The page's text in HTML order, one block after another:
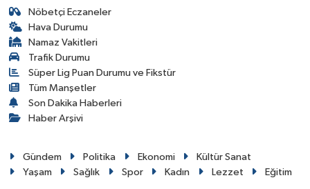
Nöbetçi Eczaneler
Hava Durumu
Namaz Vakitleri
Trafik Durumu
Süper Lig Puan Durumu ve Fikstür
Tüm Manşetler
Son Dakika Haberleri
Haber Arşivi
Gündem Politika Ekonomi
Kültür Sanat
Yaşam
Sağlık Spor Kadın Lezzet Eğitim